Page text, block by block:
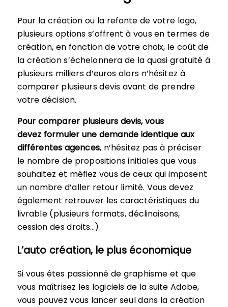
Pour la création ou la refonte de votre logo,
plusieurs options s’offrent à vous en termes de
création, en fonction de votre choix, le coût de
la création s’échelonnera de la quasi gratuité à
plusieurs milliers d’euros alors n’hésitez à
comparer plusieurs devis avant de prendre
votre décision.
Pour comparer plusieurs devis, vous
devez formuler une demande identique aux
différentes agences, n’hésitez pas à préciser
le nombre de propositions initiales que vous
souhaitez et méfiez vous de ceux qui imposent
un nombre d’aller retour limité. Vous devez
également retrouver les caractéristiques du
livrable (plusieurs formats, déclinaisons,
cession des droits…).
L’auto création, le plus économique
Si vous êtes passionné de graphisme et que
vous maîtrisez les logiciels de la suite Adobe,
vous pouvez vous lancer seul dans la création